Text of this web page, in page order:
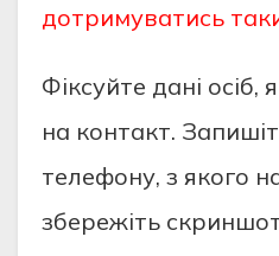
дотримуватись
⁠Фіксуйте дані
на контакт.
телефону, з якого
збережіть